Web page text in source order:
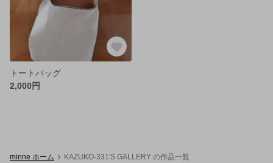
トートバッグ
2,000円
minne ホーム KAZUKO-331'S GALLERY の作品一覧